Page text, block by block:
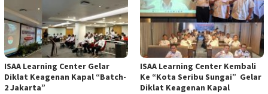
ISAA Learning Center Gelar
Diklat Keagenan Kapal “Batch-
2 Jakarta”
ISAA Learning Center Kembali
Ke “Kota Seribu Sungai” Gelar
Diklat Keagenan Kapal